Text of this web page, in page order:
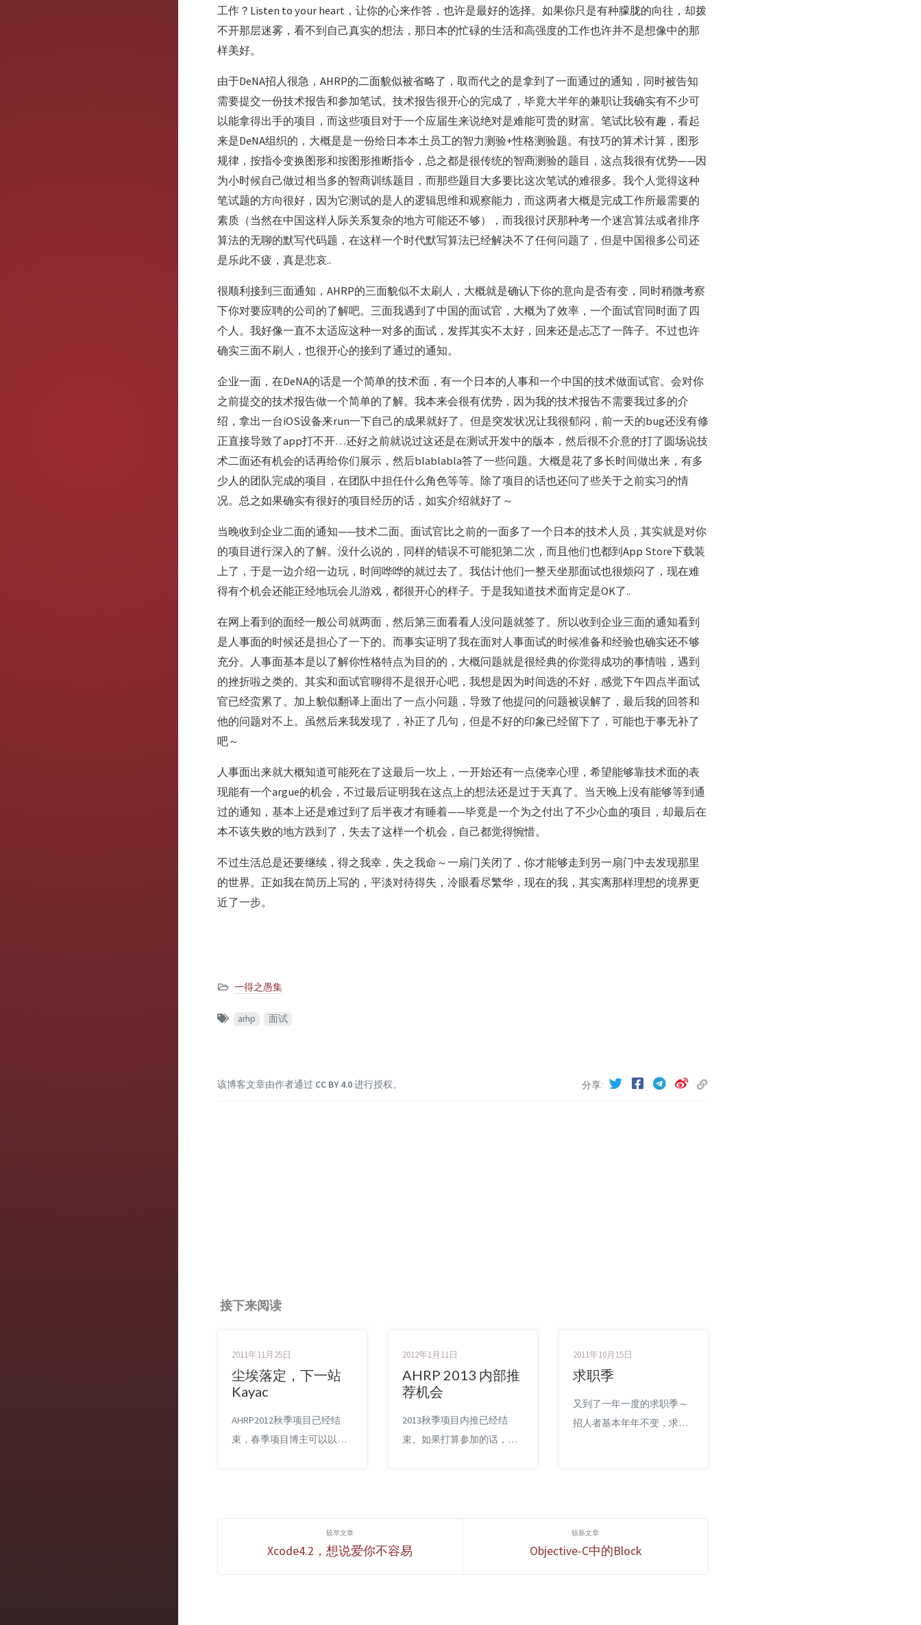
工作？Listen to your heart，让你的心来作答，也许是最好的选择。如果你只是有种朦胧的向往，却拨
不开那层迷雾，看不到自己真实的想法，那日本的忙碌的生活和高强度的工作也许并不是想像中的那
样美好。
由于DeNA招人很急，AHRP的二面貌似被省略了，取而代之的是拿到了一面通过的通知，同时被告知
需要提交一份技术报告和参加笔试。技术报告很开心的完成了，毕竟大半年的兼职让我确实有不少可
以能拿得出手的项目，而这些项目对于一个应届生来说绝对是难能可贵的财富。笔试比较有趣，看起
来是DeNA组织的，大概是是一份给日本本土员工的智力测验+性格测验题。有技巧的算术计算，图形
规律，按指令变换图形和按图形推断指令，总之都是很传统的智商测验的题目，这点我很有优势——因
为小时候自己做过相当多的智商训练题目，而那些题目大多要比这次笔试的难很多。我个人觉得这种
笔试题的方向很好，因为它测试的是人的逻辑思维和观察能力，而这两者大概是完成工作所最需要的
素质（当然在中国这样人际关系复杂的地方可能还不够），而我很讨厌那种考一个迷宫算法或者排序
算法的无聊的默写代码题，在这样一个时代默写算法已经解决不了任何问题了，但是中国很多公司还
是乐此不疲，真是悲哀..
很顺利接到三面通知，AHRP的三面貌似不太刷人，大概就是确认下你的意向是否有变，同时稍微考察
下你对要应聘的公司的了解吧。三面我遇到了中国的面试官，大概为了效率，一个面试官同时面了四
个人。我好像一直不太适应这种一对多的面试，发挥其实不太好，回来还是忐忑了一阵子。不过也许
确实三面不刷人，也很开心的接到了通过的通知。
企业一面，在DeNA的话是一个简单的技术面，有一个日本的人事和一个中国的技术做面试官。会对你
之前提交的技术报告做一个简单的了解。我本来会很有优势，因为我的技术报告不需要我过多的介
绍，拿出一台iOS设备来run一下自己的成果就好了。但是突发状况让我很郁闷，前一天的bug还没有修
正直接导致了app打不开…还好之前就说过这还是在测试开发中的版本，然后很不介意的打了圆场说技
术二面还有机会的话再给你们展示，然后blablabla答了一些问题。大概是花了多长时间做出来，有多
少人的团队完成的项目，在团队中担任什么角色等等。除了项目的话也还问了些关于之前实习的情
况。总之如果确实有很好的项目经历的话，如实介绍就好了～
当晚收到企业二面的通知——技术二面。面试官比之前的一面多了一个日本的技术人员，其实就是对你
的项目进行深入的了解。没什么说的，同样的错误不可能犯第二次，而且他们也都到App Store下载装
上了，于是一边介绍一边玩，时间哗哗的就过去了。我估计他们一整天坐那面试也很烦闷了，现在难
得有个机会还能正经地玩会儿游戏，都很开心的样子。于是我知道技术面肯定是OK了..
在网上看到的面经一般公司就两面，然后第三面看看人没问题就签了。所以收到企业三面的通知看到
是人事面的时候还是担心了一下的。而事实证明了我在面对人事面试的时候准备和经验也确实还不够
充分。人事面基本是以了解你性格特点为目的的，大概问题就是很经典的你觉得成功的事情啦，遇到
的挫折啦之类的。其实和面试官聊得不是很开心吧，我想是因为时间选的不好，感觉下午四点半面试
官已经蛮累了。加上貌似翻译上面出了一点小问题，导致了他提问的问题被误解了，最后我的回答和
他的问题对不上。虽然后来我发现了，补正了几句，但是不好的印象已经留下了，可能也于事无补了
吧～
人事面出来就大概知道可能死在了这最后一坎上，一开始还有一点侥幸心理，希望能够靠技术面的表
现能有一个argue的机会，不过最后证明我在这点上的想法还是过于天真了。当天晚上没有能够等到通
过的通知，基本上还是难过到了后半夜才有睡着——毕竟是一个为之付出了不少心血的项目，却最后在
本不该失败的地方跌到了，失去了这样一个机会，自己都觉得惋惜。
不过生活总是还要继续，得之我幸，失之我命～一扇门关闭了，你才能够走到另一扇门中去发现那里
的世界。正如我在简历上写的，平淡对待得失，冷眼看尽繁华，现在的我，其实离那样理想的境界更
近了一步。
一得之愚集
arhp 面试
该博客文章由作者通过 CC BY 4.0进行授权。 分享
接下来阅读
2011年11月25日
尘埃落定，下一站
Kayac
AHRP2012秋季项目已经结
束，春季项目博主可以以内
话我明年将在日本镰仓
(Kamakura)的Kayac公司开始
2012年1月11日
AHRP 2013 内部推
荐机会
2013秋季项目内推已经结
束。如果打算参加的话，可
2012春季项目中博主内推的
2011年10月15日
求职季
又到了一年一度的求职季～
招人者基本年年不变，求职
职位并不多..也许是因为这么
多年书读出来，已然迷失了
Xcode4.2，想说爱你不容易 Objective-C中的Block